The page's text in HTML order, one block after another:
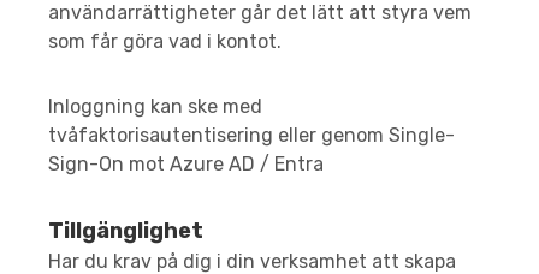
användarrättigheter går det lätt att styra vem
som får göra vad i kontot.
Inloggning kan ske med
tvåfaktorisautentisering eller genom Single-
Sign-On mot Azure AD / Entra
Tillgänglighet
Har du krav på dig i din verksamhet att skapa